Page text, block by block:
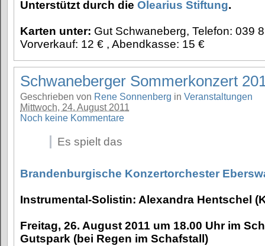
Unterstützt durch die Olearius Stiftung.
Karten unter: Gut Schwaneberg, Telefon: 039
Vorverkauf: 12 € , Abendkasse: 15 €
Schwaneberger Sommerkonzert
Geschrieben von Rene Sonnenberg in Veranstaltungen
Mittwoch, 24. August 2011
Noch keine Kommentare
Es spielt das
Brandenburgische Konzertorchester
Instrumental-Solistin: Alexandra Hentschel
Freitag, 26. August 2011 um 18.00 Uhr im
Gutspark (bei Regen im Schafstall)